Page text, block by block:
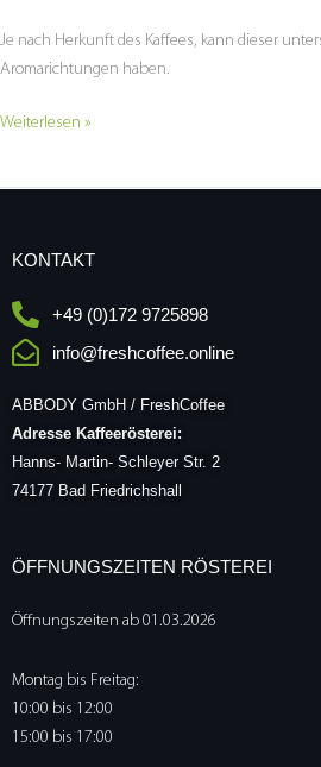
Je nach Herkunft des Kaffees, kann dieser
Aromarichtungen haben.
Weiterlesen »
KONTAKT
+49 (0)172 9725898
info@freshcoffee.online
ABBODY GmbH / FreshCoffee
Adresse Kaffeerösterei:
Hanns- Martin- Schleyer Str. 2
74177 Bad Friedrichshall
ÖFFNUNGSZEITEN RÖSTEREI
Öffnungszeiten ab 01.03.2026
Montag bis Freitag:
10:00 bis 12:00
15:00 bis 17:00